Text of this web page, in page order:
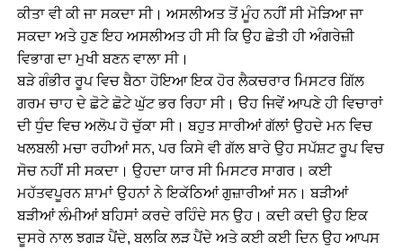
ਕੀਤਾ ਵੀ ਕੀ ਜਾ ਸਕਦਾ ਸੀ। ਅਸਲੀਅਤ ਤੋਂ ਮੂੰਹ ਨਹੀਂ ਸੀ ਮੋੜਿਆ ਜਾ
ਸਕਦਾ ਅਤੇ ਹੁਣ ਇਹ ਅਸਲੀਅਤ ਹੀ ਸੀ ਕਿ ਉਹ ਛੇਤੀ ਹੀ ਅੰਗਰੇਜ਼ੀ
ਵਿਭਾਗ ਦਾ ਮੁਖੀ ਬਣਨ ਵਾਲਾ ਸੀ।
ਬੜੇ ਗੰਭੀਰ ਰੂਪ ਵਿਚ ਬੈਠਾ ਹੋਇਆ ਇਕ ਹੋਰ ਲੈਕਚਰਾਰ ਮਿਸਟਰ ਗਿੱਲ
ਗਰਮ ਚਾਹ ਦੇ ਛੋਟੇ ਛੋਟੇ ਘੁੱਟ ਭਰ ਰਿਹਾ ਸੀ। ੳਹ ਜਿਵੇਂ ਆਪਣੇ ਹੀ ਵਿਚਾਰਾਂ
ਦੀ ਧੁੰਦ ਵਿਚ ਅਲੋਪ ਹੋ ਚੁੱਕਾ ਸੀ। ਬਹੁਤ ਸਾਰੀਆਂ ਗੱਲਾਂ ਉਹਦੇ ਮਨ ਵਿਚ
ਖਲਬਲੀ ਮਚਾ ਰਹੀਆਂ ਸਨ, ਪਰ ਕਿਸੇ ਵੀ ਗੱਲ ਬਾਰੇ ਉਹ ਸਪੱਸ਼ਟ ਰੂਪ ਵਿਚ
ਸੋਚ ਨਹੀਂ ਸੀ ਸਕਦਾ। ਉਹਦਾ ਯਾਰ ਸੀ ਮਿਸਟਰ ਸਾਗਰ। ਕਈ
ਮਹੱਤਵਪੂਰਨ ਸ਼ਾਮਾਂ ਉਹਨਾਂ ਨੇ ਇਕੱਠਿਆਂ ਗੁਜ਼ਾਰੀਆਂ ਸਨ। ਬੜੀਆਂ
ਬੜੀਆਂ ਲੰਮੀਆਂ ਬਹਿਸਾਂ ਕਰਦੇ ਰਹਿੰਦੇ ਸਨ ਉਹ। ਕਦੀ ਕਦੀ ਉਹ ਇਕ
ਦੂਸਰੇ ਨਾਲ ਝਗੜ ਪੈਂਦੇ, ਬਲਕਿ ਲੜ ਪੈਂਦੇ ਅਤੇ ਕਈ ਕਈ ਦਿਨ ਉਹ ਆਪਸ